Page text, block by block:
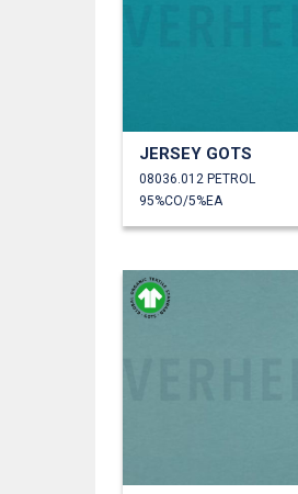
JERSEY GOTS
08036.012 PETROL
95%CO/5%EA